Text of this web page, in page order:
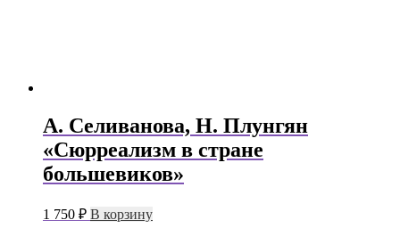
А. Селиванова, Н. Плунгян
«Сюрреализм в стране
большевиков»
1 750 ₽ В корзину